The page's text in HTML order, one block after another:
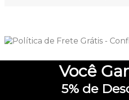
Você
5%de